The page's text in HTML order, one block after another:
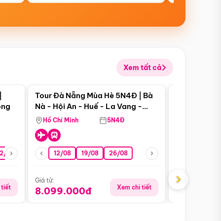
Xem tất cả
08 26/08 05/09 09/09 12/09
tiết
Điểm nổi bật
Tour Đà Nẵng Mùa Hè 5N4Đ | Bà
Nà - Hội An - Huế - La Vang -
Động Thiên Đường
Hồ Chí Minh 5N4Đ
12/08 19/08 26/08
Giá từ:
8.099.000đ Xem chi tiết
Giá từ:
›